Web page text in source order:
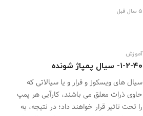
5 سال قبل
آموزش
۱-۲-۴۰- سیال پمپاژ شونده
سیال های ویسکوز و فرار و یا سیالاتی که
حاوی ذرات معلق می باشند، کارآیی هر پمپ
را تحت تاثیر قرار خواهند داد؛ در نتیجه، به